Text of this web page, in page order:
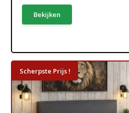
Bekijken
Scherpste Prijs !